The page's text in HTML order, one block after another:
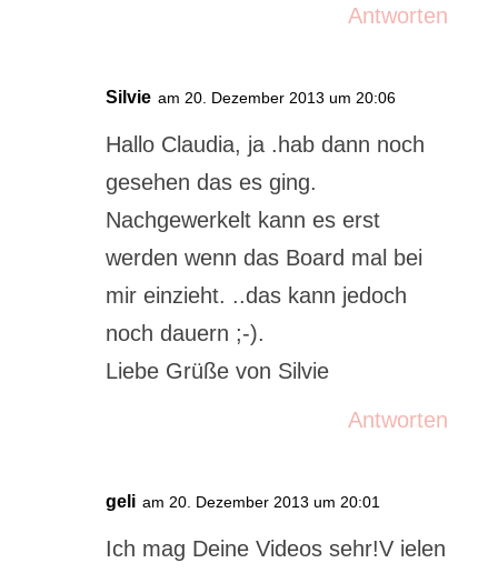
Antworten
Silvie am 20. Dezember 2013 um 20:06
Hallo Claudia, ja .hab dann noch
gesehen das es ging.
Nachgewerkelt kann es erst
werden wenn das Board mal bei
mir einzieht. ..das kann jedoch
noch dauern ;-).
Liebe Grüße von Silvie
Antworten
geli am 20. Dezember 2013 um 20:01
Ich mag Deine Videos sehr!V ielen